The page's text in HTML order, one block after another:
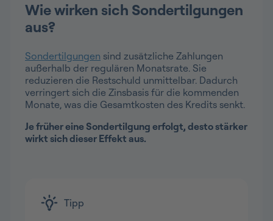
Wie wirken sich Sondertilgungen
aus?
Sondertilgungen sind zusätzliche Zahlungen
außerhalb der regulären Monatsrate. Sie
reduzieren die Restschuld unmittelbar. Dadurch
verringert sich die Zinsbasis für die kommenden
Monate, was die Gesamtkosten des Kredits senkt.
Je früher eine Sondertilgung erfolgt, desto stärker
wirkt sich dieser Effekt aus.
Tipp